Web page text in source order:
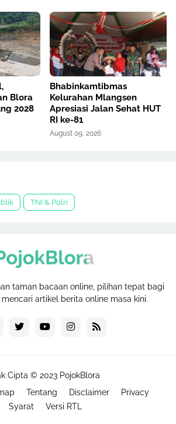
Blora
2028
Bhabinkamtibmas
Kelurahan Mlangsen
Apresiasi Jalan Sehat HUT
RI ke-81
August 09, 2026
TNI & Polri
taman bacaan online, pilihan tepat bagi
artikel berita online masa kini.
Cipta © 2023 PojokBlora
Tentang Disclaimer
Privacy
Syarat
Versi RTL